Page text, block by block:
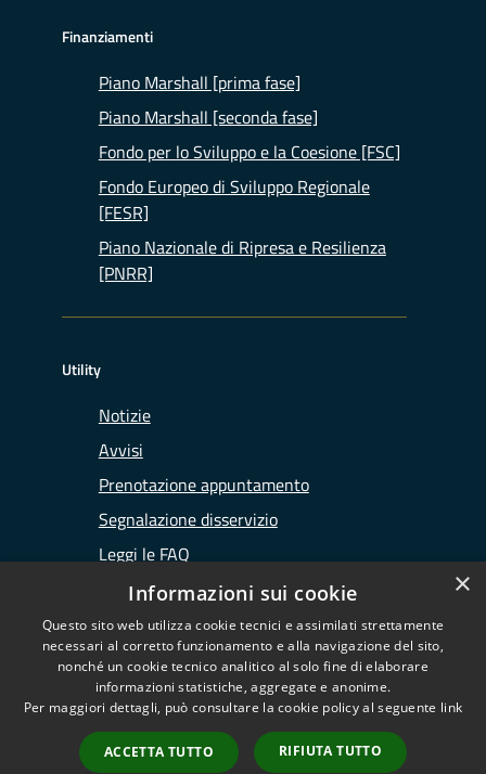
Finanziamenti
Piano Marshall [prima fase]
Piano Marshall [seconda fase]
Fondo per lo Sviluppo e la Coesione [FSC]
Fondo Europeo di Sviluppo Regionale
[FESR]
Piano Nazionale di Ripresa e Resilienza
[PNRR]
Utility
Notizie
Avvisi
Prenotazione appuntamento
Segnalazione disservizio
Leggi le FAQ
Richiesta assistenza
RSS
Accessibilità
Copyright © 2026 • Ufficio
Municipium•
Accesso
×
Informazioni sui cookie
Questo sito web utilizza cookie tecnici e assimilati strettamente
necessari al corretto funzionamento e alla navigazione del sito,
nonché un cookie tecnico analitico al solo fine di elaborare
informazioni statistiche, aggregate e anonime.
Per maggiori dettagli, può consultare la cookie policy al seguente link
ACCETTA TUTTO RIFIUTA TUTTO